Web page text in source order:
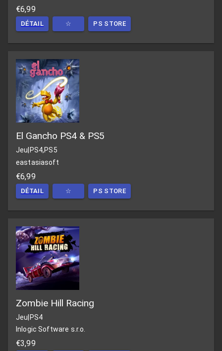
€6,99
DÉTAIL ☆ PS STORE
El Gancho PS4 & PS5
Jeu PS4,PS5
eastasiasoft
€6,99
DÉTAIL ☆ PS STORE
Zombie Hill Racing
Jeu|PS4
Inlogic Software s.r.o.
€3,99